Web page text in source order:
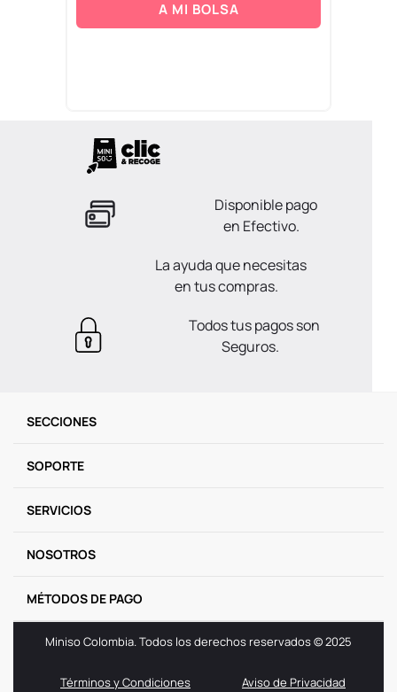
A MI BOLSA
Disponible pago
en Efectivo.
La ayuda que necesitas
en tus compras.
Todos tus pagos son
Seguros.
SECCIONES
SOPORTE
SERVICIOS
NOSOTROS
MÉTODOS DE PAGO
Miniso Colombia. Todos los derechos reservados © 2025
Términos y Condiciones Aviso de Privacidad